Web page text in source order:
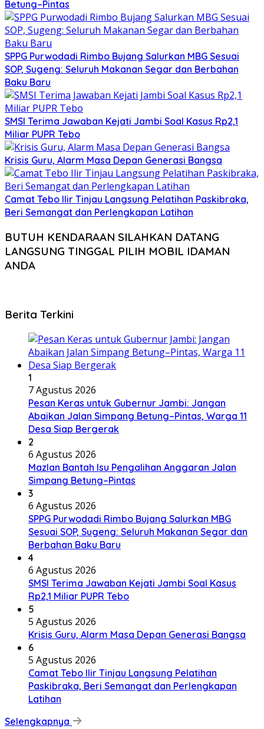
Betung–Pintas
SPPG Purwodadi Rimbo Bujang Salurkan MBG Sesuai
SOP, Sugeng: Seluruh Makanan Segar dan Berbahan
Baku Baru
SMSI Terima Jawaban Kejati Jambi Soal Kasus Rp2,1
Miliar PUPR Tebo
Krisis Guru, Alarm Masa Depan Generasi Bangsa
Camat Tebo Ilir Tinjau Langsung Pelatihan Paskibraka,
Beri Semangat dan Perlengkapan Latihan
BUTUH KENDARAAN SILAHKAN DATANG
LANGSUNG TINGGAL PILIH MOBIL IDAMAN
ANDA
Berita Terkini
1
7 Agustus 2026
Pesan Keras untuk Gubernur Jambi: Jangan
Abaikan Jalan Simpang Betung–Pintas, Warga 11
Desa Siap Bergerak
2
6 Agustus 2026
Mazlan Bantah Isu Pengalihan Anggaran Jalan
Simpang Betung–Pintas
3
6 Agustus 2026
SPPG Purwodadi Rimbo Bujang Salurkan MBG
Sesuai SOP, Sugeng: Seluruh Makanan Segar dan
Berbahan Baku Baru
4
6 Agustus 2026
SMSI Terima Jawaban Kejati Jambi Soal Kasus
Rp2,1 Miliar PUPR Tebo
5
5 Agustus 2026
Krisis Guru, Alarm Masa Depan Generasi Bangsa
6
5 Agustus 2026
Camat Tebo Ilir Tinjau Langsung Pelatihan
Paskibraka, Beri Semangat dan Perlengkapan
Latihan
Selengkapnya